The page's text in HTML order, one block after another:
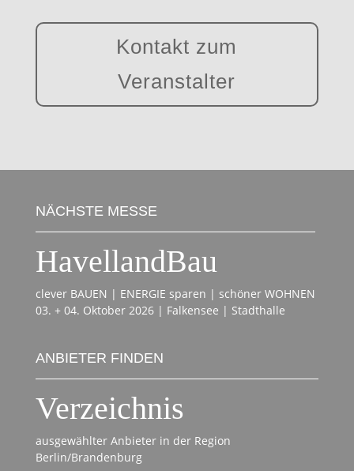
Kontakt zum
Veranstalter
NÄCHSTE MESSE
HavellandBau
clever BAUEN | ENERGIE sparen | schöner WOHNEN
03. + 04. Oktober 2026 | Falkensee | Stadthalle
ANBIETER FINDEN
Verzeichnis
ausgewählter Anbieter in der Region
Berlin/Brandenburg